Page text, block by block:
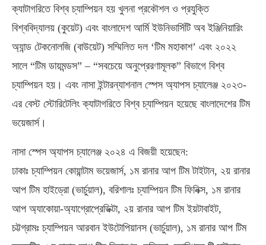
ক্যাটাগরিতে বিশ্ব চ্যাম্পিয়ন হয় খুলনা প্রকৌশল ও প্রযুক্তি
বিশ্ববিদ্যালয় (কুয়েট) এবং বাংলাদেশ আর্মি ইউনিভার্সিটি অব ইঞ্জিনিয়ারিং
অ্যান্ড টেকনোলজি (বাউয়েট) সম্মিলিত দল ‘টিম মহাকাশ’ এবং ২০২২
সালে “টিম ডায়মন্ডস” – “সবচেয়ে অনুপ্রেরণামূলক” বিভাগে বিশ্ব
চ্যাম্পিয়ন হয়। এবং নাসা ইন্টারন্যাশনাল স্পেস অ্যাপস চ্যালেঞ্জ ২০২৩-
এর বেস্ট স্টোরিটেলিং ক্যাটাগরিতে বিশ্ব চ্যাম্পিয়ন হয়েছে বাংলাদেশের টিম
ভয়েজার্স।
নাসা স্পেস অ্যাপস চ্যালেঞ্জ ২০২৪ এ বিজয়ী হয়েছেন:
ঢাকাঃ চ্যাম্পিয়ন কোয়ান্টাম ভয়েজার্স, ১ম রানার আপ টিম টাইটান, ২য় রানার
আপ টিম হাইড্রো (ভার্চুয়াল), বরিশালঃ চ্যাম্পিয়ন টিম ফিনিক্স, ১ম রানার
আপ অ্যাকোয়া-অ্যাগ্রোপ্রেডিক্টা, ২য় রানার আপ টিম ইয়টাবাইট,
চট্টগ্রামঃ চ্যাম্পিয়ন আরবান ইউটোপিয়ানস (ভার্চুয়াল), ১ম রানার আপ টিম